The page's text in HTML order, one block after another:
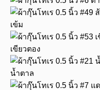
เข้ม
เขียวตอง
น้ำตาล